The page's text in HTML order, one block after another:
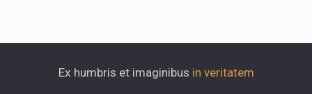
Ex humbris et imaginibus in veritatem